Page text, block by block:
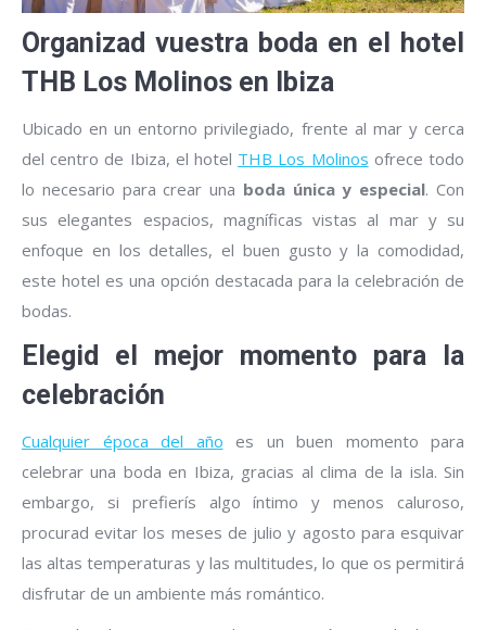
Organizad vuestra boda en el hotel
THB Los Molinos en Ibiza
Ubicado en un entorno privilegiado, frente al mar y cerca
del centro de Ibiza, el hotel THB Los Molinos ofrece todo
lo necesario para crear una boda única y especial. Con
sus elegantes espacios, magníficas vistas al mar y su
enfoque en los detalles, el buen gusto y la comodidad,
este hotel es una opción destacada para la celebración de
bodas.
Elegid el mejor momento para la
celebración
Cualquier época del año es un buen momento para
celebrar una boda en Ibiza, gracias al clima de la isla. Sin
embargo, si prefierís algo íntimo y menos caluroso,
procurad evitar los meses de julio y agosto para esquivar
las altas temperaturas y las multitudes, lo que os permitirá
disfrutar de un ambiente más romántico.